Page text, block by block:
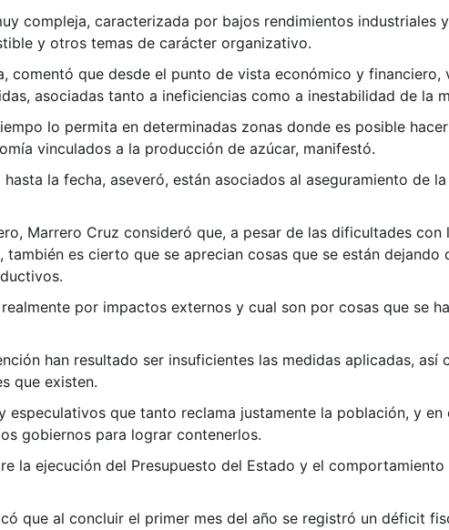
compleja, caracterizada por bajos rendimientos industriales
y otros temas de carácter organizativo.
comentó que desde el punto de vista económico y financiero,
asociadas tanto a ineficiencias como a inestabilidad de la
lo permita en determinadas zonas donde es posible
vinculados a la producción de azúcar, manifestó.
la fecha, aseveró, están asociados al aseguramiento de
Marrero Cruz consideró que, a pesar de las dificultades con
es cierto que se aprecian cosas que se están dejando
por impactos externos y cual son por cosas que se
han resultado ser insuficientes las medidas aplicadas, así
que existen.
que tanto reclama justamente la población, y en
gobiernos para lograr contenerlos.
la ejecución del Presupuesto del Estado y el
que al concluir el primer mes del año se registró un déficit